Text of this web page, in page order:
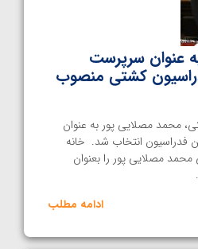
عنوان سرپرست
کشتی منصوب
محمد مصلایی پور به عنوان
فدراسیون انتخاب شد. خانه
مصلایی پور را بعنوان
ادامه مطلب